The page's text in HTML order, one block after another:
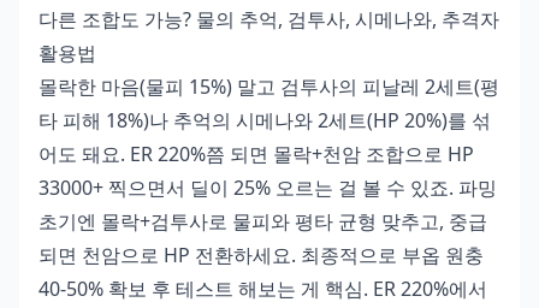
다른 조합도 가능? 물의 추억, 검투사, 시메나와, 추격자
활용법
몰락한 마음(물피 15%) 말고 검투사의 피날레 2세트(평
타 피해 18%)나 추억의 시메나와 2세트(HP 20%)를 섞
어도 돼요. ER 220%쯤 되면 몰락+천암 조합으로 HP
33000+ 찍으면서 딜이 25% 오르는 걸 볼 수 있죠. 파밍
초기엔 몰락+검투사로 물피와 평타 균형 맞추고, 중급
되면 천암으로 HP 전환하세요. 최종적으로 부옵 원충
40-50% 확보 후 테스트 해보는 게 핵심. ER 220%에서